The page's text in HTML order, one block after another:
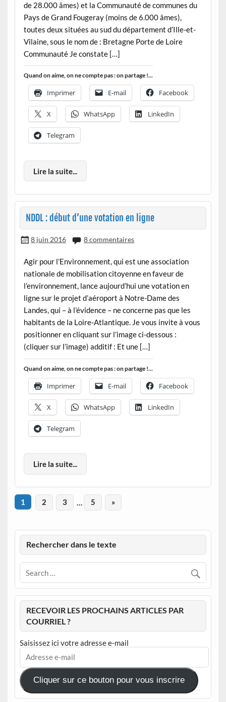
de 28.000 âmes) et la Communauté de communes du
Pays de Grand Fougeray (moins de 6.000 âmes),
toutes deux situées au sud du département d’Ille-et-
Vilaine, sous le nom de : Bretagne Porte de Loire
Communauté Je constate […]
Quand on aime, on ne compte pas : on partage !...
Imprimer E-mail Facebook
X WhatsApp LinkedIn
Telegram
Lire la suite...
NDDL : début d’une votation en ligne
8 juin 2016 8 commentaires
Agir pour l’Environnement, qui est une association
nationale de mobilisation citoyenne en faveur de
l’environnement, lance aujourd’hui une votation en
ligne sur le projet d’aéroport à Notre-Dame des
Landes, qui – à l’évidence – ne concerne pas que les
habitants de la Loire-Atlantique. Je vous invite à vous
positionner en cliquant sur l’image ci-dessous :
(cliquer sur l’image) additif : Et une […]
Quand on aime, on ne compte pas : on partage !...
Imprimer E-mail Facebook
X WhatsApp LinkedIn
Telegram
Lire la suite...
1 2 3 5 »
Rechercher dans le texte
RECEVOIR LES PROCHAINS ARTICLES PAR
COURRIEL ?
Saisissez ici votre adresse e-mail
Adresse
mail
Cliquer sur ce bouton pour vous inscrire